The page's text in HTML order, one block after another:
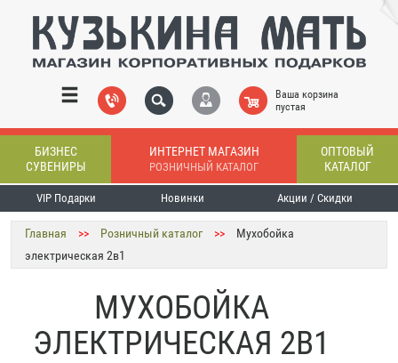
Ваша корзина
пустая
БИЗНЕС
СУВЕНИРЫ
ИНТЕРНЕТ МАГАЗИН
РОЗНИЧНЫЙ КАТАЛОГ
ОПТОВЫЙ
КАТАЛОГ
VIP Подарки Новинки Акции / Скидки
Главная >> Розничный каталог >>
Мухобойка
электрическая 2в1
МУХОБОЙКА
ЭЛЕКТРИЧЕСКАЯ 2В1